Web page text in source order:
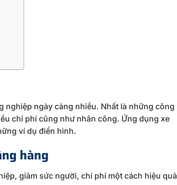
nghiệp ngày càng nhiều. Nhất là những công
chi phí cũng như nhân công. Ứng dụng xe
ví dụ điển hình.
hàng
giảm sức người, chi phí một cách hiệu quả